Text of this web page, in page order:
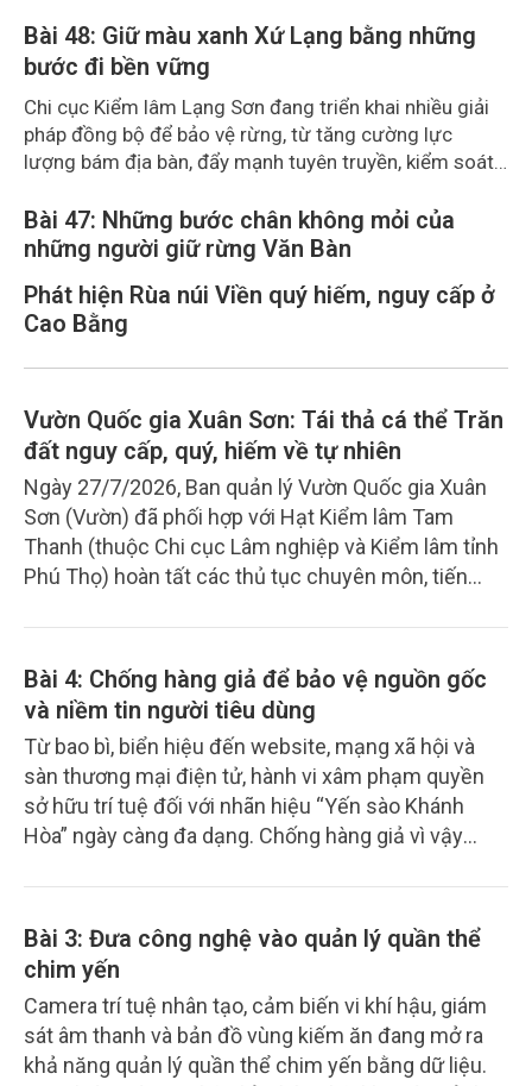
Bài 48: Giữ màu xanh Xứ Lạng bằng những
bước đi bền vững
Chi cục Kiểm lâm Lạng Sơn đang triển khai nhiều giải
pháp đồng bộ để bảo vệ rừng, từ tăng cường lực
lượng bám địa bàn, đẩy mạnh tuyên truyền, kiểm soát
Bài 47: Những bước chân không mỏi của
những người giữ rừng Văn Bàn
Phát hiện Rùa núi Viền quý hiếm, nguy cấp ở
Cao Bằng
Vườn Quốc gia Xuân Sơn: Tái thả cá thể Trăn
đất nguy cấp, quý, hiếm về tự nhiên
Ngày 27/7/2026, Ban quản lý Vườn Quốc gia Xuân
Sơn (Vườn) đã phối hợp với Hạt Kiểm lâm Tam
Thanh (thuộc Chi cục Lâm nghiệp và Kiểm lâm tỉnh
Phú Thọ) hoàn tất các thủ tục chuyên môn, tiến
nhiên tại rừng đặc dụng Xuân Sơn.
Bài 4: Chống hàng giả để bảo vệ nguồn gốc
và niềm tin người tiêu dùng
Từ bao bì, biển hiệu đến website, mạng xã hội và
sàn thương mại điện tử, hành vi xâm phạm quyền
sở hữu trí tuệ đối với nhãn hiệu “Yến sào Khánh
Hòa” ngày càng đa dạng. Chống hàng giả vì vậy
hiệu, mà còn liên quan trực tiếp đến quyền lợi người
tiêu dùng, trật tự thị trường và uy tín của sản phẩm
yến sào Việt Nam.
Bài 3: Đưa công nghệ vào quản lý quần thể
chim yến
Camera trí tuệ nhân tạo, cảm biến vi khí hậu, giám
sát âm thanh và bản đồ vùng kiếm ăn đang mở ra
khả năng quản lý quần thể chim yến bằng dữ liệu.